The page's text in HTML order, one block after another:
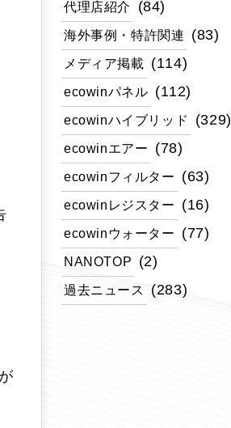
代理店紹介 (84)
海外事例・特許関連 (83)
メディア掲載 (114)
ecowinパネル (112)
ecowinハイブリッド (329)
ecowinエアー (78)
ecowinフィルター (63)
ecowinレジスター (16)
ecowinウォーター (77)
NANOTOP (2)
過去ニュース (283)